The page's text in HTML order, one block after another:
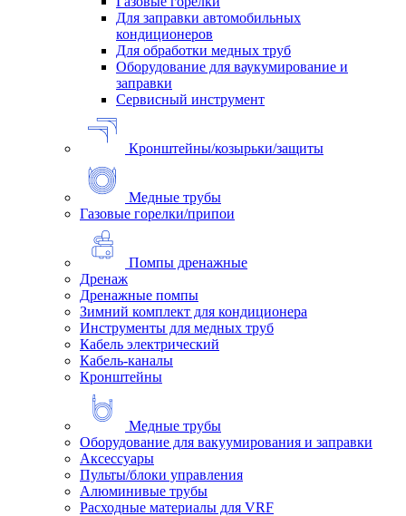
Для заправки автомобильных
кондиционеров
Для обработки медных труб
Оборудование для ваукумирование и
заправки
Сервисный инструмент
Кронштейны/козырьки/защиты
Медные трубы
Газовые горелки/припои
Помпы дренажные
Дренаж
Дренажные помпы
Зимний комплект для кондиционера
Инструменты для медных труб
Кабель электрический
Кабель-каналы
Кронштейны
Медные трубы
Оборудование для вакуумирования и заправки
Аксессуары
Пульты/блоки управления
Алюминивые трубы
Расходные материалы для VRF